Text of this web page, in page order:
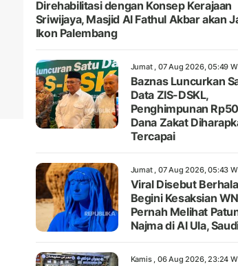
Direhabilitasi dengan Konsep Kerajaan
Sriwijaya, Masjid Al Fathul Akbar akan
Ikon Palembang
Jumat , 07 Aug 2026, 05:49
Baznas Luncurkan
Data ZIS-DSKL,
Penghimpunan
Dana Zakat
Tercapai
Jumat , 07 Aug 2026, 05:43
Viral Disebut
Begini Kesaksian
Pernah Melihat
Najma di Al Ula,
Kamis , 06 Aug 2026, 23:24